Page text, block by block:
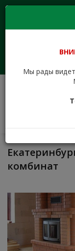
Пн-Пт 09:00 - 17:30
Екатеринбургский учебно-курсовой
комбинат
Мы рады